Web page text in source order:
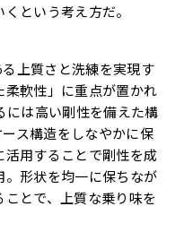
という考え方だ。
上質さと洗練を実現す
軟性」に重点が置かれ
には高い剛性を備えた構
ス構造をしなやかに保
用することで剛性を成
形状を均一に保ちなが
とで、上質な乗り味を